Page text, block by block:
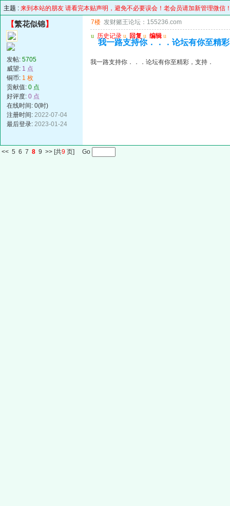
主题 : 来到本站的朋友 请看完本贴声明，避免不必要误会！老会员请加新管理微信
【繁花似锦】
发帖: 5705
威望: 1 点
铜币: 1 枚
贡献值: 0 点
好评度: 0 点
在线时间: 0(时)
注册时间: 2022-07-04
最后登录: 2023-01-24
7楼 发财赌王论坛：155236.com
u 历史记录 u 回复 u 编辑 u
我一路支持你．．．论坛有你至精
我一路支持你．．．论坛有你至精彩，支持．
<< 5 6 7 8 9 >> [共9 页] Go